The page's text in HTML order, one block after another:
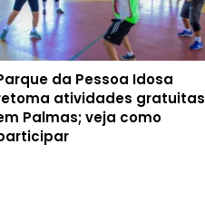
da Pessoa Idosa
atividades gratuitas
Palmas; veja como